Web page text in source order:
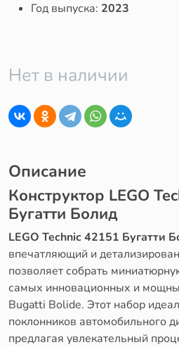
Год выпуска: 2023
Нет в наличии
Описание
Конструктор LEGO
Бугатти Болид
LEGO Technic 42151 Бугатти
впечатляющий и
позволяет собрать
самых инновационных и
Bugatti Bolide. Этот набор
поклонников автомобильного
предлагая увлекательный